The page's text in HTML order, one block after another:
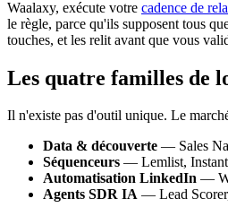
Waalaxy, exécute votre cadence de
le règle, parce qu'ils supposent tous
touches, et les relit avant que vous
Les quatre familles de
Il n'existe pas d'outil unique. Le
Data & découverte — Sales
Séquenceurs — Lemlist,
Automatisation LinkedIn —
Agents SDR IA — Lead